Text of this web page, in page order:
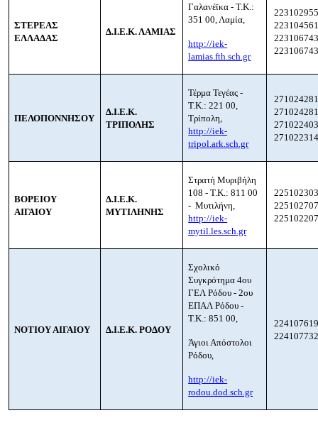
ΣΤΕΡΕΑΣ
ΕΛΛΑΔΑΣ
Δ.Ι.Ε.Κ. ΛΑΜΙΑΣ
Γαλανέϊκα - Τ.Κ.:
351 00, Λαμία,
http://iek-
lamias.fth.sch.gr
ΠΕΛΟΠΟΝΝΗΣΟΥ
Δ.Ι.Ε.Κ.
ΤΡΙΠΟΛΗΣ
Τέρμα Τεγέας -
Τ.Κ.: 221 00,
Τρίπολη,
http://iek-
tripol.ark.sch.gr
ΒΟΡΕΙΟΥ
ΑΙΓΑΙΟΥ
Δ.Ι.Ε.Κ.
ΜΥΤΙΛΗΝΗΣ
Στρατή Μυριβήλη
108 - Τ.Κ.: 811 00
- Μυτιλήνη,
http://iek-
mytil.les.sch.gr
ΝΟΤΙΟΥ ΑΙΓΑΙΟΥ Δ.Ι.Ε.Κ. ΡΟΔΟΥ
Σχολικό
Συγκρότημα 4ου
ΓΕΛ Ρόδου - 2ου
ΕΠΑΛ Ρόδου -
Τ.Κ.: 851 00,
Άγιοι Απόστολοι
Ρόδου,
http://iek-
rodou.dod.sch.gr